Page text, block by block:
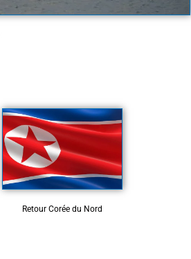
Retour Corée du Nord